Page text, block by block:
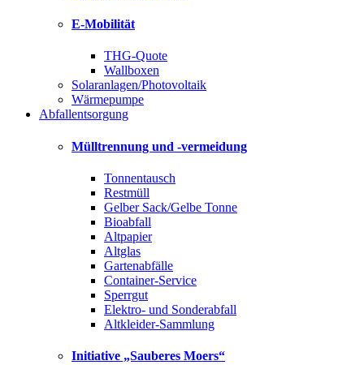
E-Mobilität
THG-Quote
Wallboxen
Solaranlagen/Photovoltaik
Wärmepumpe
Abfallentsorgung
Mülltrennung und -vermeidung
Tonnentausch
Restmüll
Gelber Sack/Gelbe Tonne
Bioabfall
Altpapier
Altglas
Gartenabfälle
Container-Service
Sperrgut
Elektro- und Sonderabfall
Altkleider-Sammlung
Initiative „Sauberes Moers“